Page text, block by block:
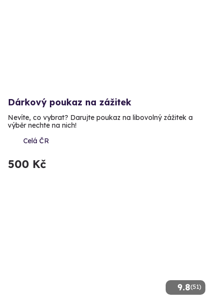
Dárkový poukaz na zážitek
Nevíte, co vybrat? Darujte poukaz na libovolný zážitek a
výběr nechte na nich!
Celá ČR
500 Kč
9.8(51)